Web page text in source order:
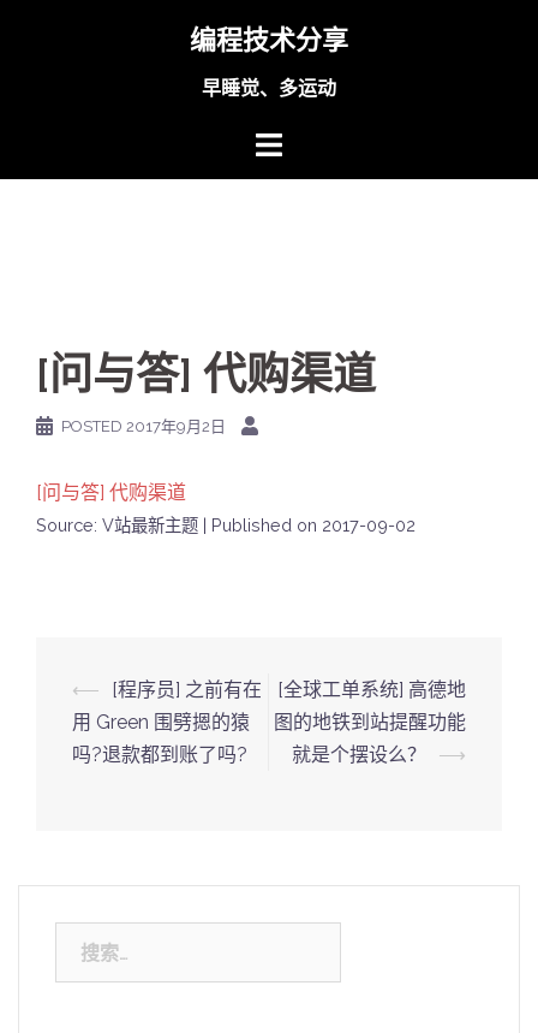
编程技术分享
早睡觉、多运动
[问与答] 代购渠道
POSTED 2017年9月2日
[问与答] 代购渠道
Source: V站最新主题 Published on 2017-09-02
Post
navigation
⟵
[程序员] 之前有在
用 Green 围劈摁的猿
吗?退款都到账了吗?
[全球工单系统] 高德地
图的地铁到站提醒功能
就是个摆设么？
⟶
索：